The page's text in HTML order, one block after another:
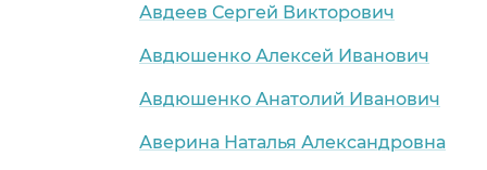
Авдеев Сергей Викторович
Авдюшенко Алексей Иванович
Авдюшенко Анатолий Иванович
Аверина Наталья Александровна